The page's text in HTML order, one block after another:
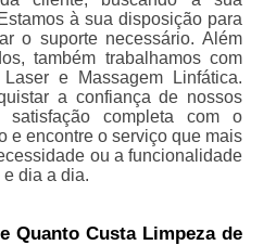
à sua disposição para
o suporte necessário. Além
também trabalhamos com
e Massagem Linfática.
a confiança de nossos
completa com o
e encontre o serviço que mais
ou a funcionalidade
dia a dia.
Quanto Custa Limpeza de